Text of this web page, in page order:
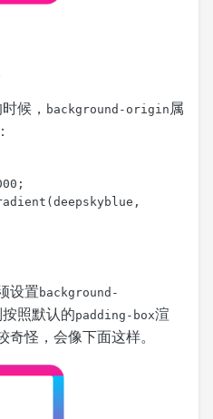
候， background-origin 属
设置 background-
按照默认的padding-box渲
怪，会像下面这样。